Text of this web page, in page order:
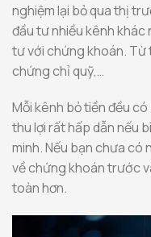
nghiệm lại bỏ qua thị
đầu tư nhiều kênh khác
tư với chứng khoán. Từ
chứng chỉ quỹ,…
Mỗi kênh bỏ tiền đều
thu lợi rất hấp dẫn nếu
minh. Nếu bạn chưa có
về chứng khoán trước
toàn hơn.